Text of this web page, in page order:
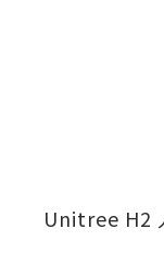
Unitree H2